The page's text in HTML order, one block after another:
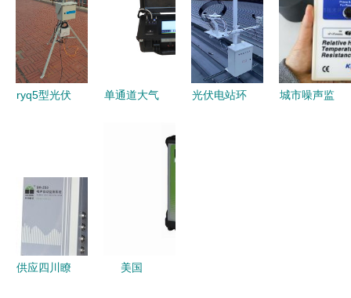
测新利器
——谷瀑环
保环境监测
生态安全
除菌哪家
强？iM、小
米、霍尼韦
尔、
ryq5型光伏
单通道大气
光伏电站环
城市噪声监
供应四川瞭
美国